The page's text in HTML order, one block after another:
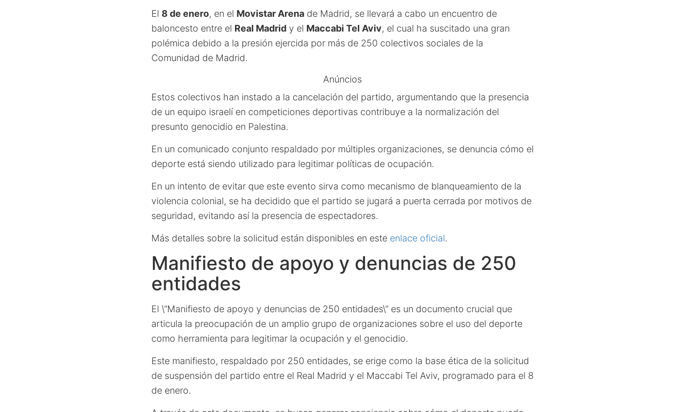
El 8 de enero, en el Movistar Arena de Madrid, se llevará a cabo un encuentro de
baloncesto entre el Real Madrid y el Maccabi Tel Aviv, el cual ha suscitado una gran
polémica debido a la presión ejercida por más de 250 colectivos sociales de la
Comunidad de Madrid.
Anúncios
Estos colectivos han instado a la cancelación del partido, argumentando que la presencia
de un equipo israelí en competiciones deportivas contribuye a la normalización del
presunto genocidio en Palestina.
En un comunicado conjunto respaldado por múltiples organizaciones, se denuncia cómo el
deporte está siendo utilizado para legitimar políticas de ocupación.
En un intento de evitar que este evento sirva como mecanismo de blanqueamiento de la
violencia colonial, se ha decidido que el partido se jugará a puerta cerrada por motivos de
seguridad, evitando así la presencia de espectadores.
Más detalles sobre la solicitud están disponibles en este enlace oficial.
Manifiesto de apoyo y denuncias de 250
entidades
El \”Manifiesto de apoyo y denuncias de 250 entidades\” es un documento crucial que
articula la preocupación de un amplio grupo de organizaciones sobre el uso del deporte
como herramienta para legitimar la ocupación y el genocidio.
Este manifiesto, respaldado por 250 entidades, se erige como la base ética de la solicitud
de suspensión del partido entre el Real Madrid y el Maccabi Tel Aviv, programado para el 8
de enero.